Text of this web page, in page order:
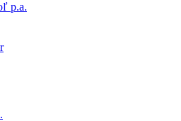
p.a.